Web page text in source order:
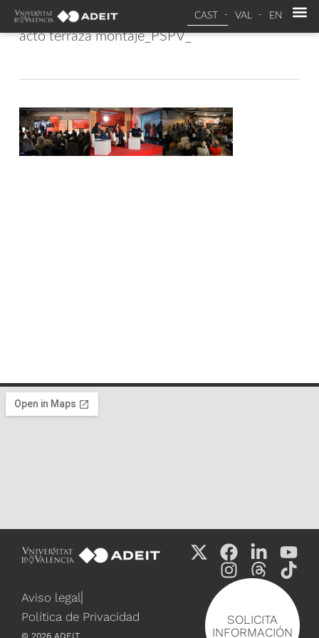
CAST VAL EN
SOLICITA
INFORMACIÓN
acto terraza montaje_PSPV_
Aviso legal
Política de Privacidad
© 2026 ADEIT